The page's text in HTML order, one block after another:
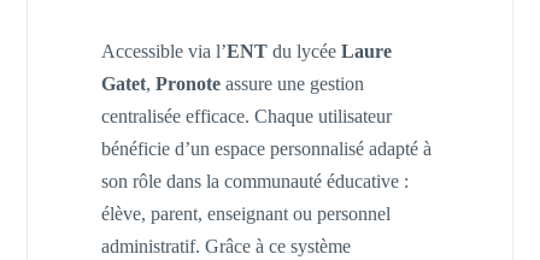
Accessible via l’ENTdu lycée Laure
Gatet, Pronoteassure une gestion
centralisée efficace. Chaque utilisateur
bénéficie d’un espace personnalisé adapté à
son rôle dans la communauté éducative :
élève, parent, enseignant ou personnel
administratif. Grâce à ce système